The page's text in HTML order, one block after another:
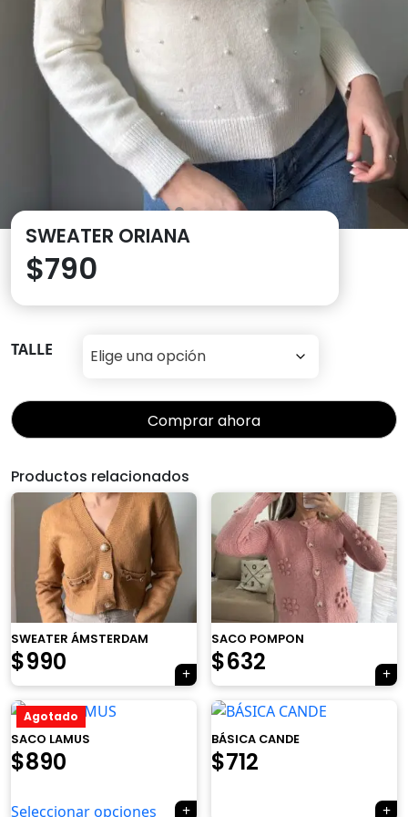
SWEATER ORIANA
$790
TALLE
Comprar ahora
Productos relacionados
SWEATER ÁMSTERDAM
$990
SACO POMPON
El
precio
original
era:
$632
precio
actual
Agotado
SACO LAMUS
$890
Seleccionar opciones
BÁSICA CANDE
El
$712
×
Tu carrito está vacío.
Agregá un producto y aparecerá acá
automáticamente.